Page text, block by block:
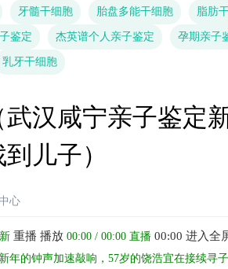
牙髓干细胞 胎盘多能干细胞 脂肪
鉴定 杰英谱个人亲子鉴定 孕期亲子
乳牙干细胞
汉咸宁亲子鉴定
儿子）
心
重播 播放 00:00 / 00:00 直播 00:00 进入全
年的钟声加速敲响，57岁的饶浩宜在接续寻